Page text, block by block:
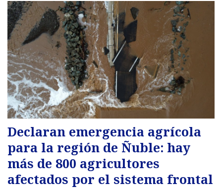
Declaran emergencia agrícola
para la región de Ñuble: hay
más de 800 agricultores
afectados por el sistema frontal